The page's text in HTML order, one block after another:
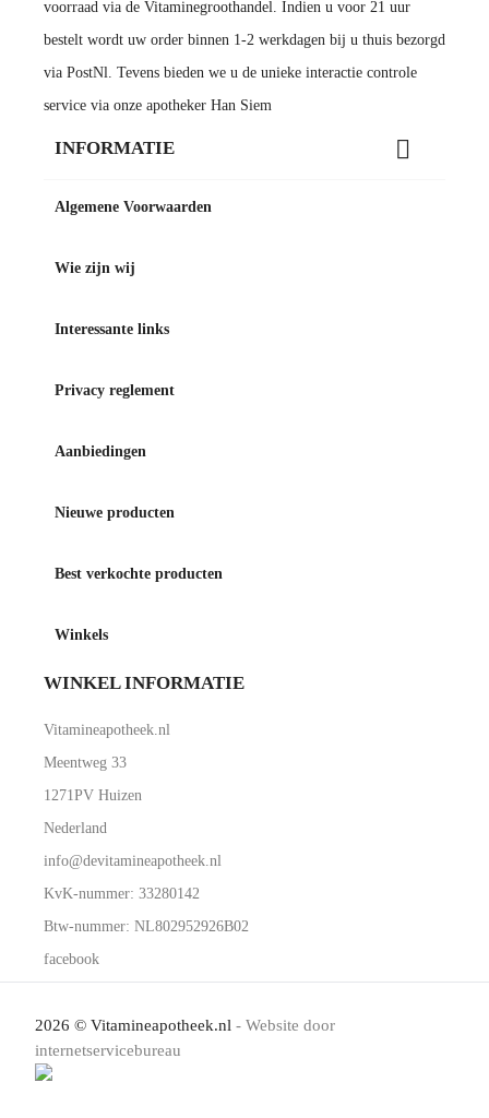
voorraad via de Vitaminegroothandel. Indien u voor 21 uur
bestelt wordt uw order binnen 1-2 werkdagen bij u thuis bezorgd
via PostNl. Tevens bieden we u de unieke interactie controle
service via onze apotheker Han Siem
facebook
INFORMATIE 
Algemene Voorwaarden
Wie zijn wij
Interessante links
Privacy reglement
Aanbiedingen
Nieuwe producten
Best verkochte producten
Winkels
WINKEL INFORMATIE
Vitamineapotheek.nl
Meentweg 33
1271PV Huizen
Nederland
info@devitamineapotheek.nl
KvK-nummer: 33280142
Btw-nummer: NL802952926B02
2026 © Vitamineapotheek.nl - Website door
internetservicebureau